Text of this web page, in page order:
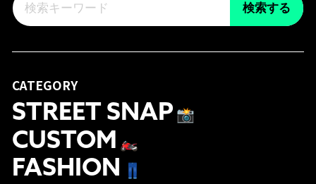
検索する
CATEGORY
STREET SNAP 📸
CUSTOM 🏍
FASHION 👖